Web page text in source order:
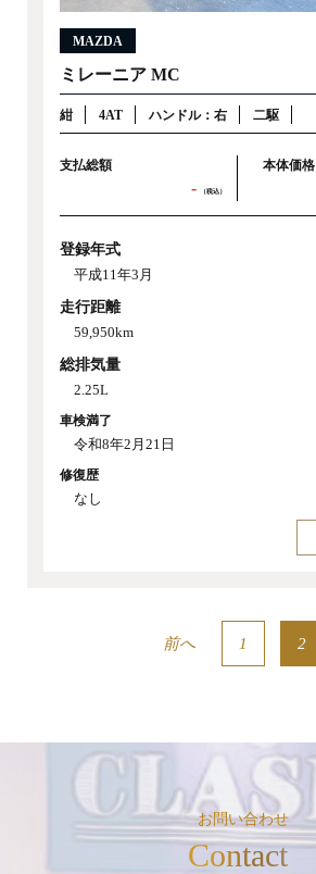
MAZDA
ミレーニア MC
紺 4AT ハンドル：右 二駆
支払総額
- （税込）
本体価格
登録年式
平成11年3月
走行距離
59,950km
総排気量
2.25L
車検満了
令和8年2月21日
修復歴
なし
前へ 1 2
お問い合わせ
Contact